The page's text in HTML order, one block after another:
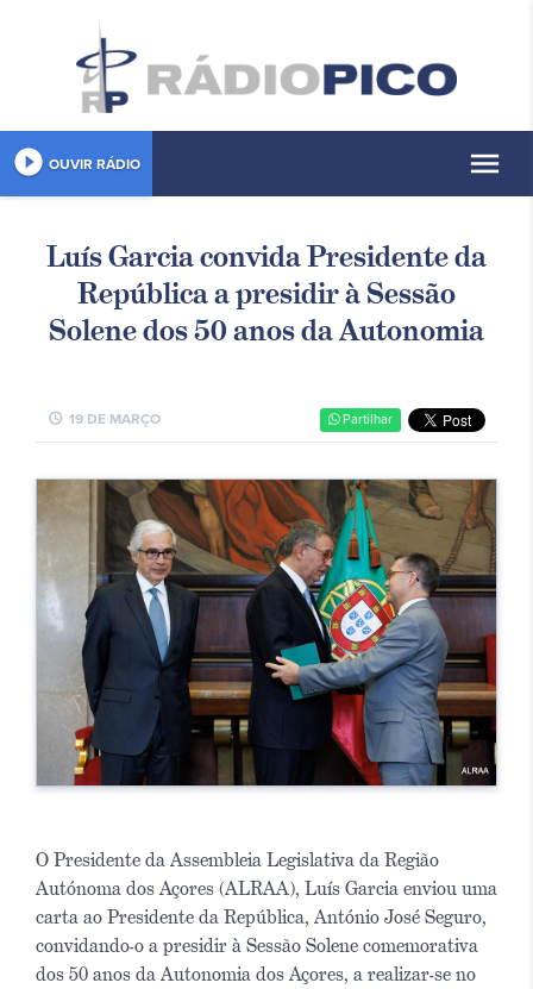
play_circle_filled OUVIR RÁDIO menu
Luís Garcia convida Presidente da
República a presidir à Sessão
Solene dos 50 anos da Autonomia
schedule 19 DE MARÇO Partilhar
O Presidente da Assembleia Legislativa da Região
Autónoma dos Açores (ALRAA), Luís Garcia enviou uma
carta ao Presidente da República, António José Seguro,
convidando-o a presidir à Sessão Solene comemorativa
dos 50 anos da Autonomia dos Açores, a realizar-se no